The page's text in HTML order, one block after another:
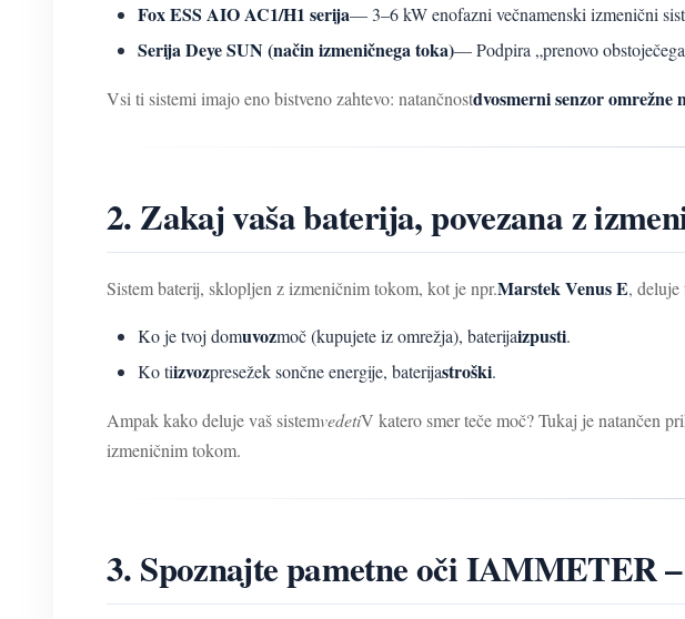
Fox ESS AIO AC1/H1 serija— 3–6 kW enofazni večnamenski izmenični
Serija Deye SUN (način izmeničnega toka)— Podpira „prenovo
Vsi ti sistemi imajo eno bistveno zahtevo: natančnostdvosmerni senzor omrežne
2. Zakaj vaša baterija, povezana z
Sistem baterij, sklopljen z izmeničnim tokom, kot je npr.Marstek Venus E, deluje
Ko je tvoj domuvozmoč (kupujete iz omrežja), baterijaizpusti.
Ko tiizvozpresežek sončne energije, baterijastroški.
Ampak kako deluje vaš sistemvedetiV katero smer teče moč? Tukaj je natančen
izmeničnim tokom.
3. Spoznajte pametne oči IAMMETER